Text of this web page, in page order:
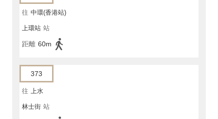
往 中環(香港站)
上環站 站
距離 60m
373
往 上水
林士街 站